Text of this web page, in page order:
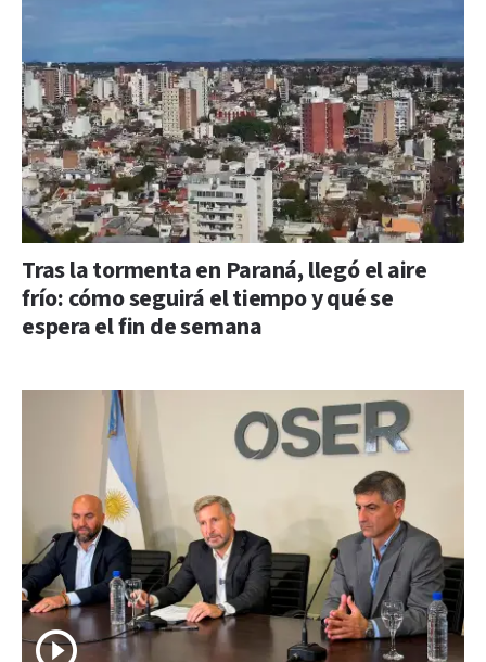
Tras la tormenta en Paraná, llegó el aire
frío: cómo seguirá el tiempo y qué se
espera el fin de semana